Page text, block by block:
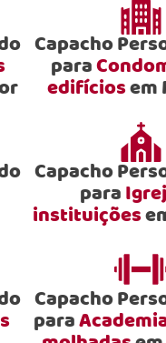
Capacho
para
edifíciosem
Capacho
para
instituições
Capacho
para